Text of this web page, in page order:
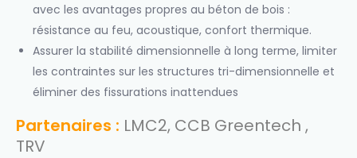
avec les avantages propres au béton de bois :
résistance au feu, acoustique, confort thermique.
Assurer la stabilité dimensionnelle à long terme, limiter
les contraintes sur les structures tri-dimensionnelle et
éliminer des fissurations inattendues
Partenaires : LMC2, CCB Greentech ,
TRV